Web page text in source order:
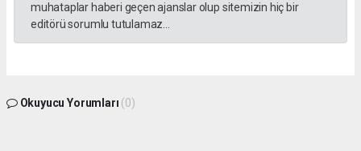
muhataplar haberi geçen ajanslar olup sitemizin hiç bir
editörü sorumlu tutulamaz...
Okuyucu Yorumları (0)